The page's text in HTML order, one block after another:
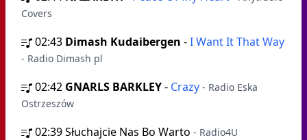
Covers
02:43 Dimash Kudaibergen -I Want It That Way
- Radio Dimash pl
02:42 GNARLS BARKLEY- Crazy - Radio Eska
Ostrzeszów
02:39Słuchajcie Nas Bo Warto - Radio4U